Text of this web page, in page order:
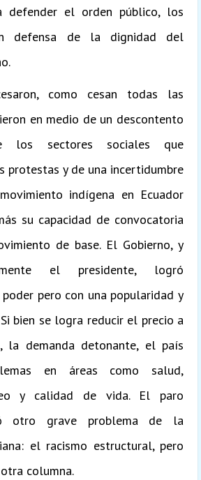
defender el orden público, los
defensa de la dignidad del
como cesan todas las
en medio de un descontento
los sectores sociales que
protestas y de una incertidumbre
indígena en Ecuador
su capacidad de convocatoria
de base. El Gobierno, y
el presidente, logró
pero con una popularidad y
bien se logra reducir el precio a
la demanda detonante, el país
en áreas como salud,
y calidad de vida. El paro
otro grave problema de la
el racismo estructural, pero
columna.